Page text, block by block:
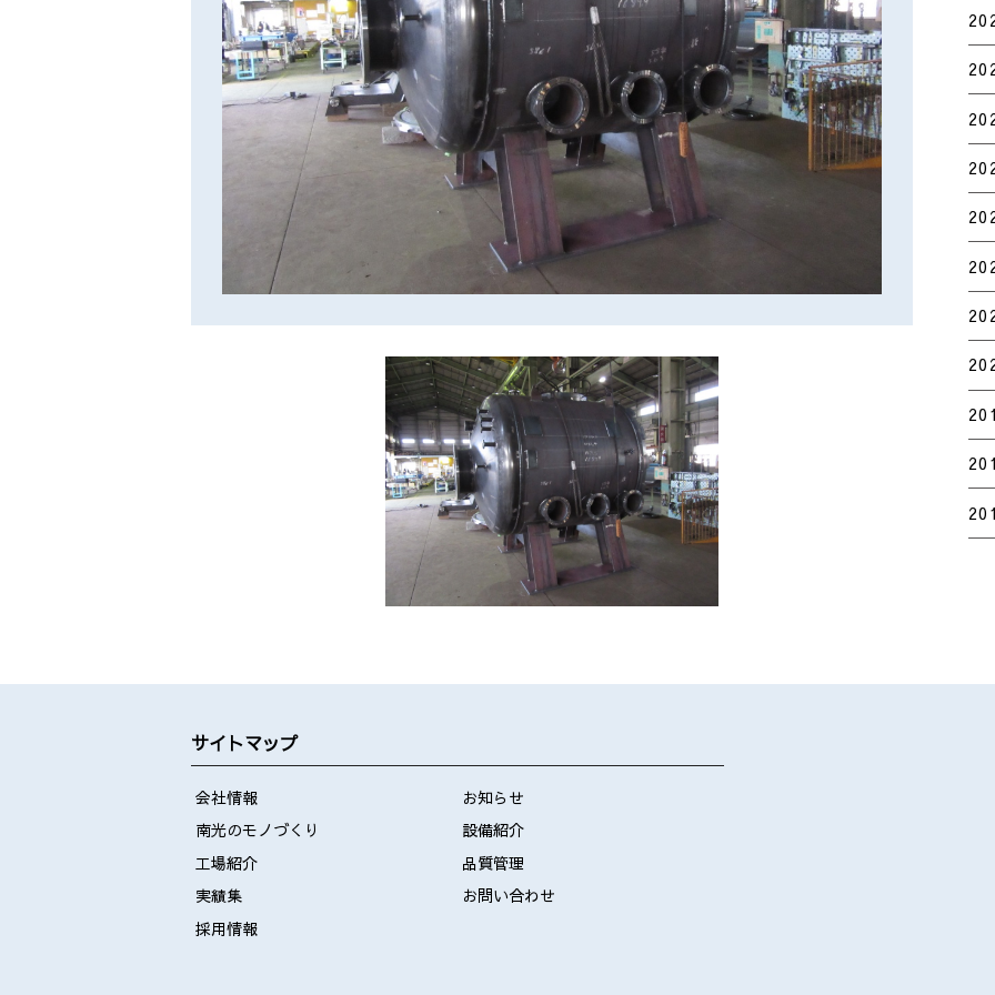
サイトマップ
会社情報
お知らせ
南光のモノづくり
設備紹介
工場紹介
品質管理
実績集
お問い合わせ
採用情報